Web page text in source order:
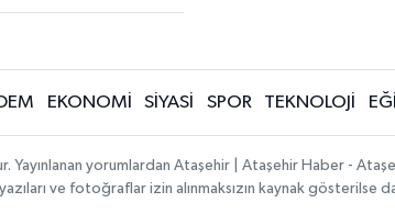
EKONOMİ SİYASİ SPOR TEKNOLOJİ
Yayınlanan yorumlardan Ataşehir | Ataşehir Haber -
ve fotoğraflar izin alınmaksızın kaynak gösterilse